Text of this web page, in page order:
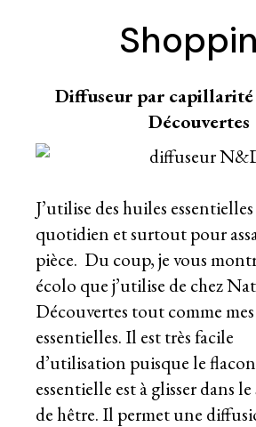
Diffuseur par
Découvertes
J’utilise des huiles
quotidien et surtout pour
pièce. Du coup, je vous
écolo que j’utilise de chez
Découvertes tout comme
essentielles. Il est très facile
d’utilisation puisque le
essentielle est à glisser dans
de hêtre. Il permet une